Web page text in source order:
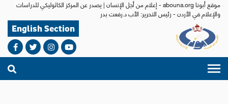
موقع أبونا abouna.org - إعلام من أجل الإنسان | يصدر عن المركز الكاثوليكي للدراسات
والإعلام في الأردن - رئيس التحرير: الأب د.رفعت بدر
English Section